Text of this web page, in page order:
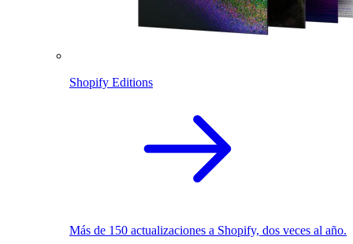
Shopify Editions
Más de 150 actualizaciones a Shopify, dos veces al año.